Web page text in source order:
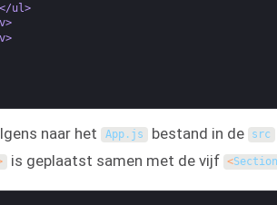
</ul>
naar het App. js bestand in de src
is geplaatst samen met de vijf <